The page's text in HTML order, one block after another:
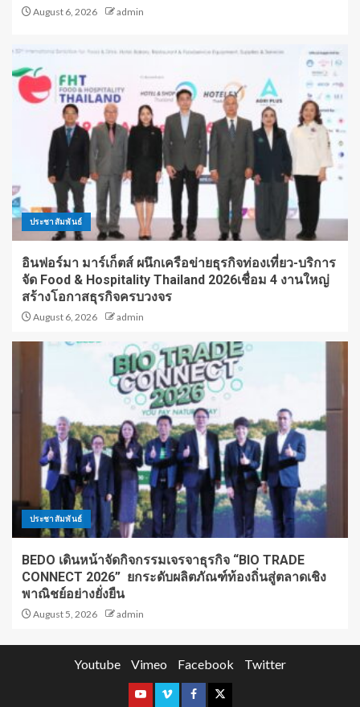
August 6, 2026 admin
ประชาสัมพันธ์
อินฟอร์มา มาร์เก็ตส์ ผนึกเครือข่ายธุรกิจท่องเที่ยว-บริการ
จัด Food & Hospitality Thailand 2026เชื่อม 4 งานใหญ่
สร้างโอกาสธุรกิจครบวงจร
August 6, 2026 admin
ประชาสัมพันธ์
BEDO เดินหน้าจัดกิจกรรมเจรจาธุรกิจ “BIO TRADE
CONNECT 2026” ยกระดับผลิตภัณฑ์ท้องถิ่นสู่ตลาดเชิง
พาณิชย์อย่างยั่งยืน
August 5, 2026 admin
Youtube Vimeo Facebook Twitter